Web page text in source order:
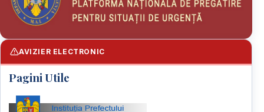
AVIZIER ELECTRONIC
Pagini Utile